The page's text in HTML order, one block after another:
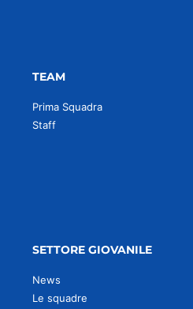
TEAM
Prima Squadra
Staff
SETTORE GIOVANILE
News
Le squadre